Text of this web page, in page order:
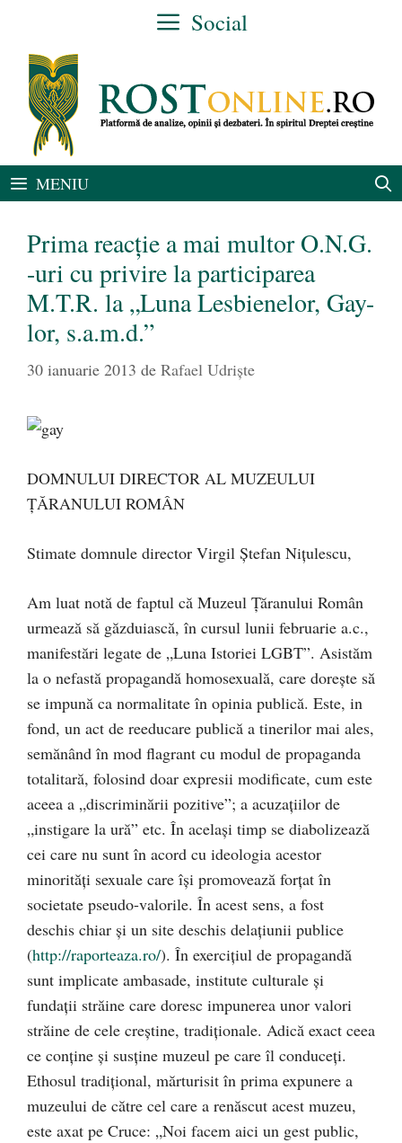
conținut
Social
MENIU
Prima reacție a mai multor O.N.G.
-uri cu privire la participarea
M.T.R. la „Luna Lesbienelor, Gay-
lor, s.a.m.d.”
30 ianuarie 2013 de Rafael Udriște
DOMNULUI DIRECTOR AL MUZEULUI
ȚĂRANULUI ROMÂN
Stimate domnule director Virgil Ștefan Nițulescu,
Am luat notă de faptul că Muzeul Țăranului Român
urmează să găzduiască, în cursul lunii februarie a.c.,
manifestări legate de „Luna Istoriei LGBT”. Asistăm
la o nefastă propagandă homosexuală, care dorește să
se impună ca normalitate în opinia publică. Este, in
fond, un act de reeducare publică a tinerilor mai ales,
semănând în mod flagrant cu modul de propaganda
totalitară, folosind doar expresii modificate, cum este
aceea a „discriminării pozitive”; a acuzațiilor de
„instigare la ură” etc. În același timp se diabolizează
cei care nu sunt în acord cu ideologia acestor
minorități sexuale care își promovează forțat în
societate pseudo-valorile. În acest sens, a fost
deschis chiar și un site deschis delațiunii publice
(http://raporteaza.ro/). În exercițiul de propagandă
sunt implicate ambasade, institute culturale și
fundații străine care doresc impunerea unor valori
străine de cele creștine, tradiționale. Adică exact ceea
ce conține și susține muzeul pe care îl conduceți.
Ethosul tradițional, mărturisit în prima expunere a
muzeului de către cel care a renăscut acest muzeu,
este axat pe Cruce: „Noi facem aici un gest public,